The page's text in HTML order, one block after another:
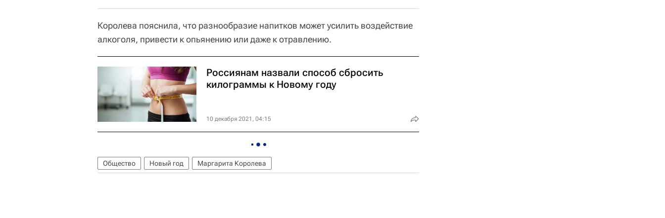
Королева пояснила, что разнообразие напитков может усилить воздействие
алкоголя, привести к опьянению или даже к отравлению.
Россиянам назвали способ сбросить
килограммы к Новому году
10 декабря 2021, 04:15
Общество Новый год Маргарита Королева